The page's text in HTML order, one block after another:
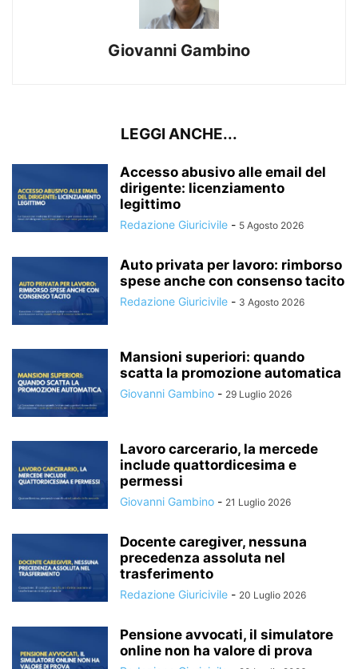
Giovanni Gambino
LEGGI ANCHE...
Accesso abusivo alle email del
dirigente: licenziamento
legittimo
Redazione Giuricivile - 5 Agosto 2026
Auto privata per lavoro: rimborso
spese anche con consenso tacito
Redazione Giuricivile - 3 Agosto 2026
Mansioni superiori: quando
scatta la promozione automatica
Giovanni Gambino - 29 Luglio 2026
Lavoro carcerario, la mercede
include quattordicesima e
permessi
Giovanni Gambino - 21 Luglio 2026
Docente caregiver, nessuna
precedenza assoluta nel
trasferimento
Redazione Giuricivile - 20 Luglio 2026
Pensione avvocati, il simulatore
online non ha valore di prova